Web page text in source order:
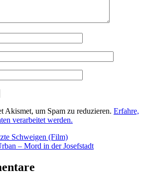
Akismet, um Spam zu reduzieren. Erfahre,
verarbeitet werden.
Schweigen (Film)
– Mord in der Josefstadt